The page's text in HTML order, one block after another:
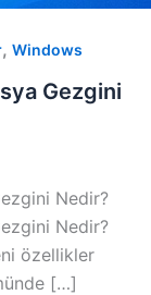
, Windows
Gezgini
Nedir?
Nedir?
özellikler
[…]